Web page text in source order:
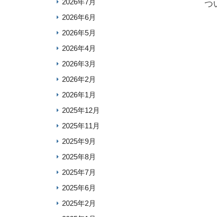
つ
2026年7月
2026年6月
2026年5月
2026年4月
2026年3月
2026年2月
2026年1月
2025年12月
2025年11月
2025年9月
2025年8月
2025年7月
2025年6月
2025年2月